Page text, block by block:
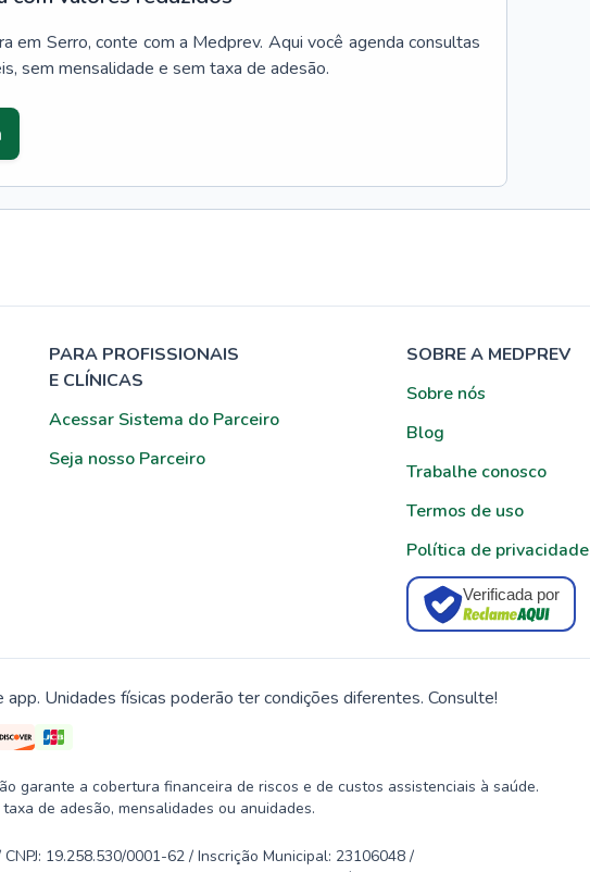
em Serro, conte com a Medprev. Aqui você agenda consultas
sem mensalidade e sem taxa de adesão.
PARA PROFISSIONAIS
E CLÍNICAS
Acessar Sistema do Parceiro
Seja nosso Parceiro
SOBRE A MEDPREV
Sobre nós
Blog
Trabalhe conosco
Termos de uso
Política de privacidade
Verificada por
Unidades físicas poderão ter condições diferentes. Consulte!
garante a cobertura financeira de riscos e de custos assistenciais à saúde.
de adesão, mensalidades ou anuidades.
CNPJ: 19.258.530/0001-62 / Inscrição Municipal: 23106048 /